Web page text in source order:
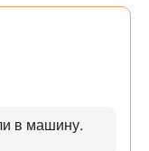
в машину.